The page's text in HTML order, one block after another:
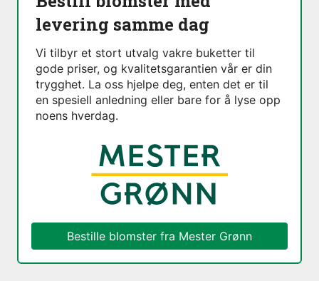
levering samme dag
Vi tilbyr et stort utvalg vakre buketter til
gode priser, og kvalitetsgarantien vår er din
trygghet. La oss hjelpe deg, enten det er til
en spesiell anledning eller bare for å lyse opp
noens hverdag.
Bestille blomster fra Mester Grønn